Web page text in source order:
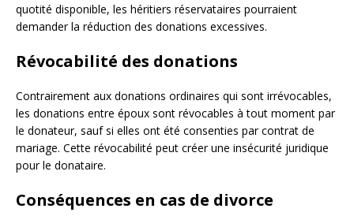
quotité disponible, les héritiers réservataires pourraient
demander la réduction des donations excessives.
Révocabilité des donations
Contrairement aux donations ordinaires qui sont irrévocables,
les donations entre époux sont révocables à tout moment par
le donateur, sauf si elles ont été consenties par contrat de
mariage. Cette révocabilité peut créer une insécurité juridique
pour le donataire.
Conséquences en cas de divorce